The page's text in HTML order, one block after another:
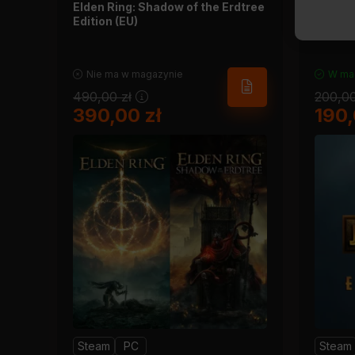
Elden Ring: Shadow of the Erdtree
Edition (EU)
Nie ma w magazynie
490,00zł
390,00 zł
Steam PC
W
Steam